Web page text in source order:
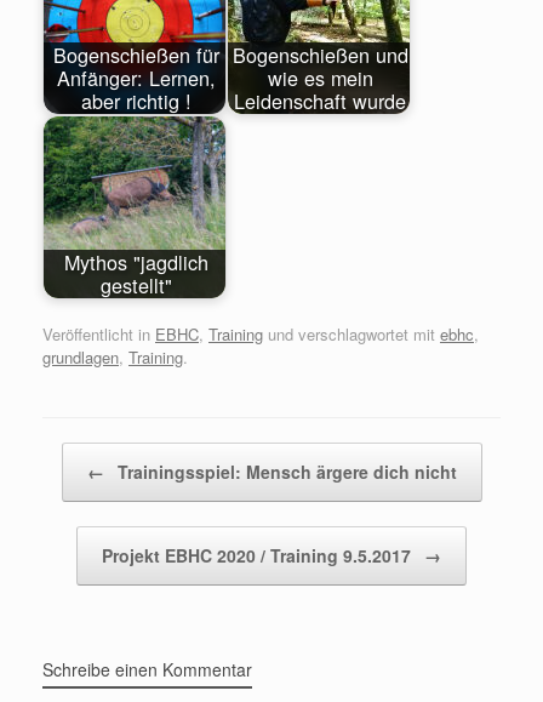
Bogenschießen für
Anfänger: Lernen,
aber richtig !
Bogenschießen und
wie es mein
Leidenschaft wurde
Mythos "jagdlich
gestellt"
Veröffentlicht in EBHC, Training und verschlagwortet mit ebhc,
grundlagen, Training.
← Trainingsspiel: Mensch ärgere dich nicht
Projekt EBHC 2020 / Training 9.5.2017 →
Schreibe einen Kommentar